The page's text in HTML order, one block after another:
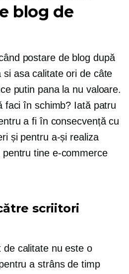
blog de
postare de blog după
si asacalitate ori de câte
putin pana la nu valoare.
faci în schimb? Iată patru
a fi în consecvență cu
și pentru a-și realiza
pentru tine e-commerce
scriitori
de calitate nu este o
astrâns de timp